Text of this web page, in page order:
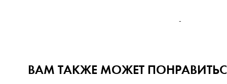
-
ВАМ ТАКЖЕ МОЖЕТ